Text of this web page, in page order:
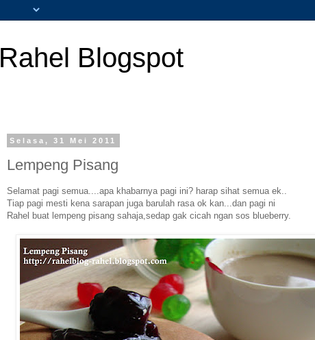
Rahel Blogspot
Selasa, 31 Mei 2011
Lempeng Pisang
Selamat pagi semua....apa khabarnya pagi ini? harap sihat semua ek..
Tiap pagi mesti kena sarapan juga barulah rasa ok kan...dan pagi ni
Rahel buat lempeng pisang sahaja,sedap gak cicah ngan sos blueberry.